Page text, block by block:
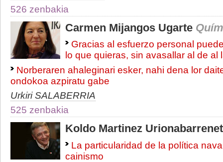
526 zenbakia
Carmen Mijangos Ugarte
Gracias al esfuerzo personal
lo que quieras, sin avasallar al de al
Norberaren ahaleginari esker, nahi dena lor
ondokoa azpiratu gabe
Urkiri SALABERRIA
525 zenbakia
Koldo Martinez
La particularidad de la política
cainismo